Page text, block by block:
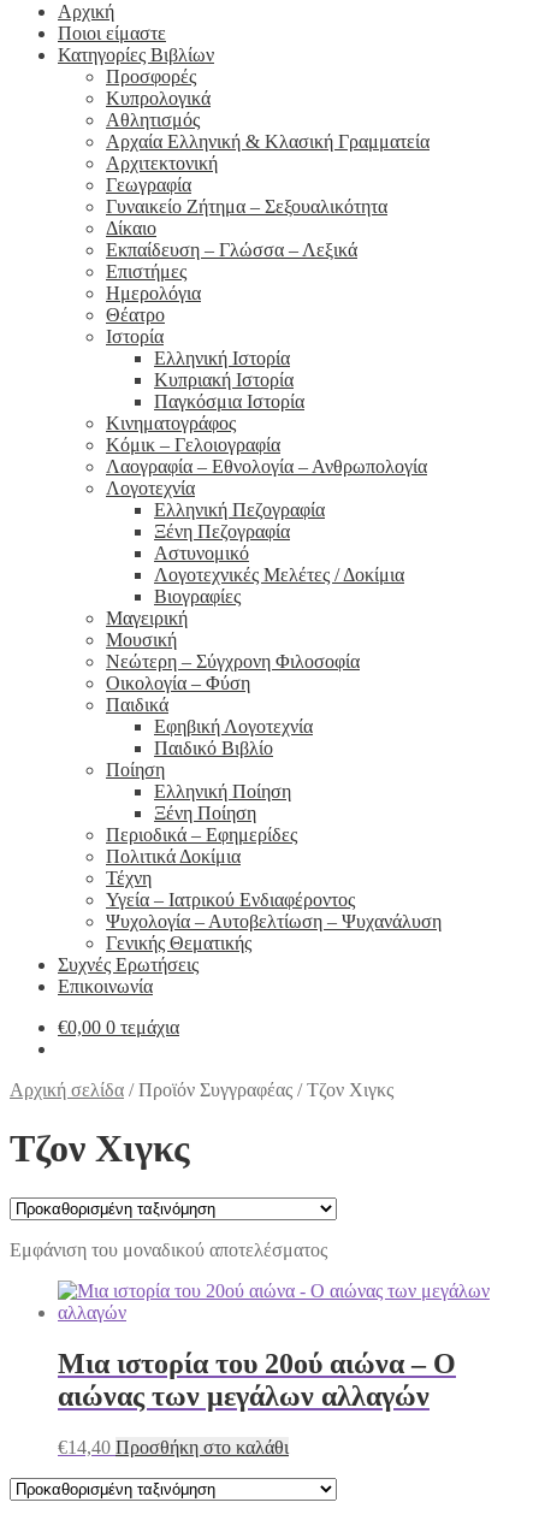
Αρχική
Ποιοι είμαστε
Κατηγορίες Βιβλίων
Προσφορές
Κυπρολογικά
Αθλητισμός
Αρχαία Ελληνική & Κλασική Γραμματεία
Αρχιτεκτονική
Γεωγραφία
Γυναικείο Ζήτημα – Σεξουαλικότητα
Δίκαιο
Εκπαίδευση – Γλώσσα – Λεξικά
Επιστήμες
Ημερολόγια
Θέατρο
Ιστορία
Ελληνική Ιστορία
Κυπριακή Ιστορία
Παγκόσμια Ιστορία
Κινηματογράφος
Κόμικ – Γελοιογραφία
Λαογραφία – Εθνολογία – Ανθρωπολογία
Λογοτεχνία
Ελληνική Πεζογραφία
Ξένη Πεζογραφία
Αστυνομικό
Λογοτεχνικές Μελέτες / Δοκίμια
Βιογραφίες
Μαγειρική
Μουσική
Νεώτερη – Σύγχρονη Φιλοσοφία
Οικολογία – Φύση
Παιδικά
Εφηβική Λογοτεχνία
Παιδικό Βιβλίο
Ποίηση
Ελληνική Ποίηση
Ξένη Ποίηση
Περιοδικά – Εφημερίδες
Πολιτικά Δοκίμια
Τέχνη
Υγεία – Ιατρικού Ενδιαφέροντος
Ψυχολογία – Αυτοβελτίωση – Ψυχανάλυση
Γενικής Θεματικής
Συχνές Ερωτήσεις
Επικοινωνία
€0,00 0 τεμάχια
Αρχική σελίδα /Προϊόν Συγγραφέας /Τζον Χιγκς
Τζον Χιγκς
Εμφάνιση του μοναδικού αποτελέσματος
Μια ιστορία του 20ού αιώνα – Ο
αιώνας των μεγάλων αλλαγών
€14,40 Προσθήκη στο καλάθι